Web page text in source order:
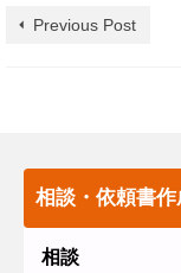
Previous Post
相談・依頼書作
相談